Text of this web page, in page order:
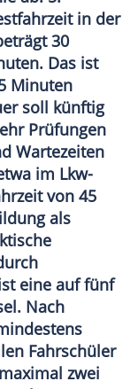
in der
30
Das ist
Minuten
soll künftig
Prüfungen
Wartezeiten
im Lkw-
von 45
als
eine auf fünf
Nach
Fahrschüler
zwei